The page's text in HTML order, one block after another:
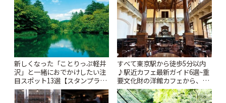
新しくなった「ことりっぷ軽井
沢」と一緒におでかけしたい注
目スポット13選【スタンプラリ
ー開催中】 | ことりっぷ
すべて東京駅から徒歩5分以内
♪駅近カフェ最新ガイド6選~重
要文化財の洋館カフェから、改
札すぐのレトロ喫茶まで~ | こと
りっぷ